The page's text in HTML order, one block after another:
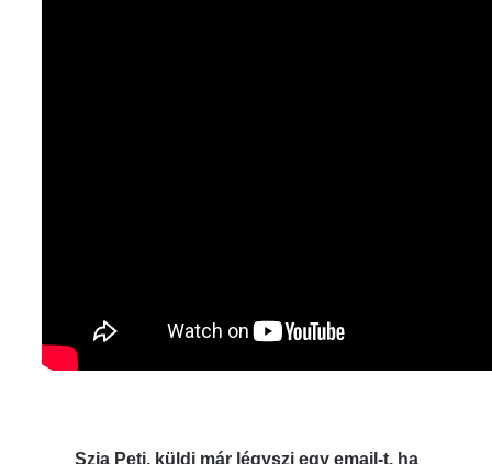
Szia Peti, küldj már légyszi egy email-t, ha